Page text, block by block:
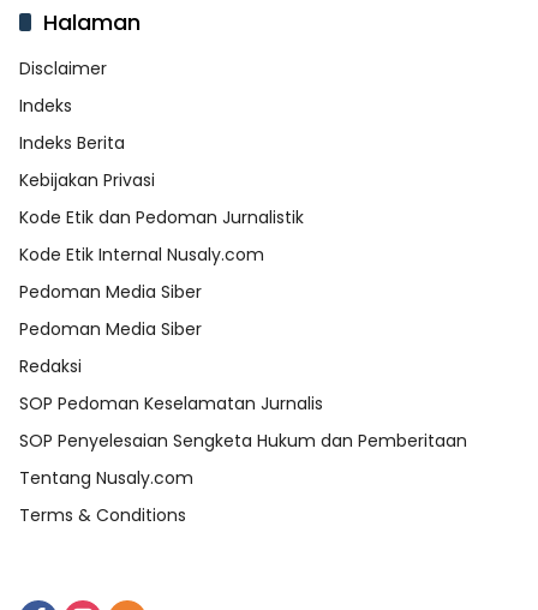
Halaman
Disclaimer
Indeks
Indeks Berita
Kebijakan Privasi
Kode Etik dan Pedoman Jurnalistik
Kode Etik Internal Nusaly.com
Pedoman Media Siber
Pedoman Media Siber
Redaksi
SOP Pedoman Keselamatan Jurnalis
SOP Penyelesaian Sengketa Hukum dan Pemberitaan
Tentang Nusaly.com
Terms & Conditions